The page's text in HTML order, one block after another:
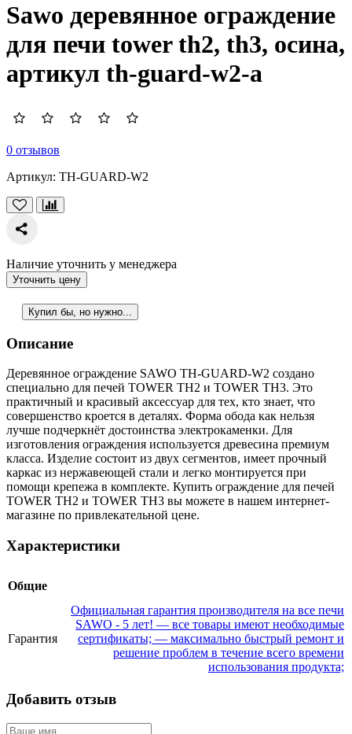
Sawo деревянное ограждение
для печи tower th2, th3, осина,
артикул th-guard-w2-a
0 отзывов
Артикул: TH-GUARD-W2
Наличие уточнить у менеджера
Уточнить цену
Купил бы, но нужно...
Описание
Деревянное ограждение SAWO TH-GUARD-W2 создано
специально для печей TOWER TH2 и TOWER TH3. Это
практичный и красивый аксессуар для тех, кто знает, что
совершенство кроется в деталях. Форма обода как нельзя
лучше подчеркнёт достоинства электрокаменки. Для
изготовления ограждения используется древесина премиум
класса. Изделие состоит из двух сегментов, имеет прочный
каркас из нержавеющей стали и легко монтируется при
помощи крепежа в комплекте. Купить ограждение для печей
TOWER TH2 и TOWER TH3 вы можете в нашем интернет-
магазине по привлекательной цене.
Характеристики
Общие
Гарантия
Официальная гарантия производителя на все печи
SAWO - 5 лет! — все товары имеют необходимые
сертификаты; — максимально быстрый ремонт и
решение проблем в течение всего времени
использования продукта;
Добавить отзыв